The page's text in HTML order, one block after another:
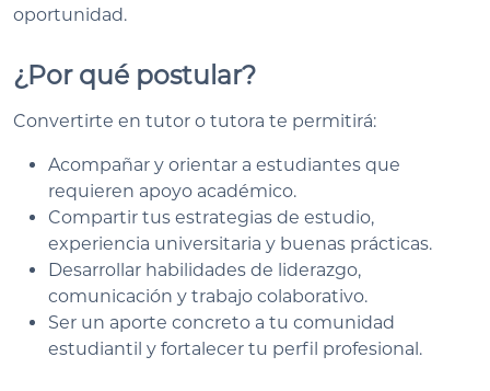
oportunidad.
¿Por qué postular?
Convertirte en tutor o tutora te permitirá:
Acompañar y orientar a estudiantes que
requieren apoyo académico.
Compartir tus estrategias de estudio,
experiencia universitaria y buenas prácticas.
Desarrollar habilidades de liderazgo,
comunicación y trabajo colaborativo.
Ser un aporte concreto a tu comunidad
estudiantil y fortalecer tu perfil profesional.